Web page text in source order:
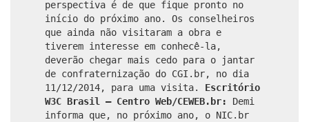
perspectiva é de que fique pronto no
início do próximo ano. Os conselheiros
que ainda não visitaram a obra e
tiverem interesse em conhecê-la,
deverão chegar mais cedo para o jantar
de confraternização do CGI.br, no dia
11/12/2014, para uma visita. Escritório
W3C Brasil – Centro Web/CEWEB.br:
Demi
informa que, no próximo ano, o NIC.br